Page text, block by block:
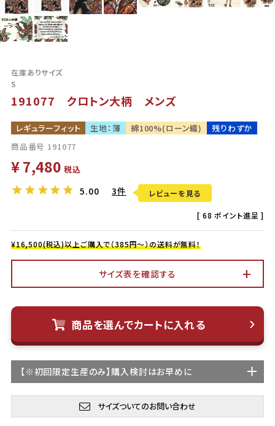
在庫ありサイズ
S
191077 クロトン大柄 メンズ
レギュラーフィット 生地：薄 綿100%(ローン織)
残りわずか
商品番号 191077
¥7,480 税込
5.00 3件 レビューを見る
[ 68 ポイント進呈 ]
¥16,500(税込)以上ご購入で（385円～）の送料が無料！
サイズ表を確認する
商品を選んでカートに入れる
【※初回限定生産のみ】購入検討はお早めに
サイズついてのお問い合わせ